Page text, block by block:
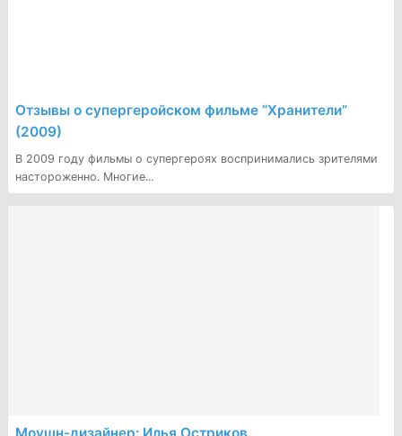
Отзывы о супергеройском фильме “Хранители”
(2009)
В 2009 году фильмы о супергероях воспринимались зрителями
настороженно. Многие...